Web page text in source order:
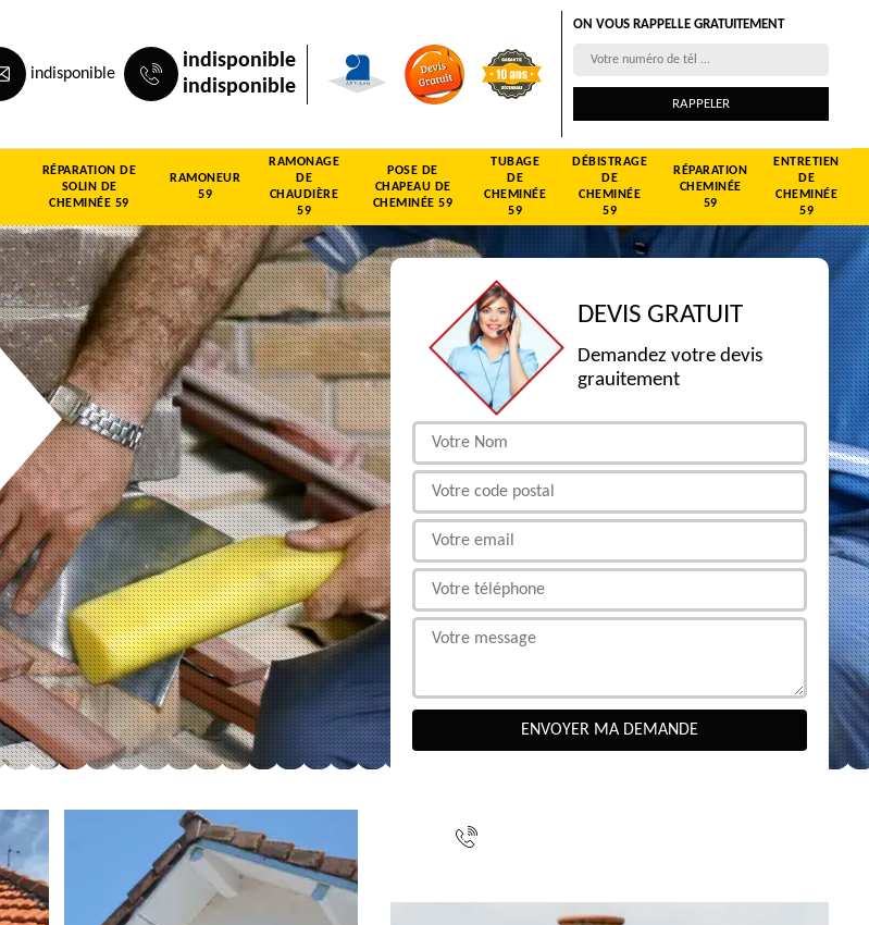
indisponible
indisponible
indisponible
ON VOUS RAPPELLE GRATUITEMENT
RÉPARATION DE
SOLIN DE
CHEMINÉE 59
RAMONEUR
59
RAMONAGE
DE
CHAUDIÈRE
59
POSE DE
CHAPEAU DE
CHEMINÉE 59
TUBAGE
DE
CHEMINÉE
59
DÉBISTRAGE
DE
CHEMINÉE
59
RÉPARATION
CHEMINÉE
59
ENTRETIEN
DE
CHEMINÉE
59
DEVIS GRATUIT
Demandez votre devis
grauitement